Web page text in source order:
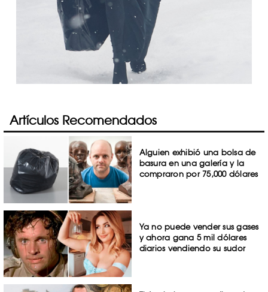
Artículos Recomendados
Alguien exhibió una bolsa de
basura en una galería y la
compraron por 75,000 dólares
Ya no puede vender sus gases
y ahora gana 5 mil dólares
diarios vendiendo su sudor